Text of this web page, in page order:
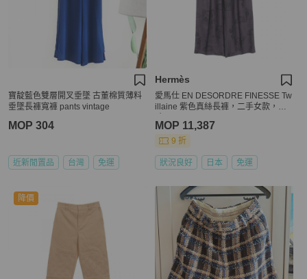
寶靛藍色雙層開叉垂墜 古董棉質薄料
垂墜長褲寬褲 pants vintage
MOP 304
近新閒置品 台灣 免運
Hermès
愛馬仕 EN DESORDRE FINESSE Tw
illaine 紫色真絲長褲，二手女款，尺
MOP 11,387
9 折
狀況良好 日本 免運
降價